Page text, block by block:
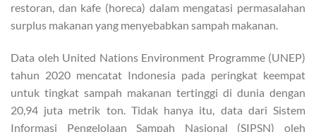
restoran, dan kafe (horeca) dalam mengatasi permasalahan
surplus makanan yang menyebabkan sampah makanan.
Data oleh United Nations Environment Programme (UNEP)
tahun 2020 mencatat Indonesia pada peringkat keempat
untuk tingkat sampah makanan tertinggi di dunia dengan
20,94 juta metrik ton. Tidak hanya itu, data dari Sistem
Informasi Pengelolaan Sampah Nasional (SIPSN) oleh